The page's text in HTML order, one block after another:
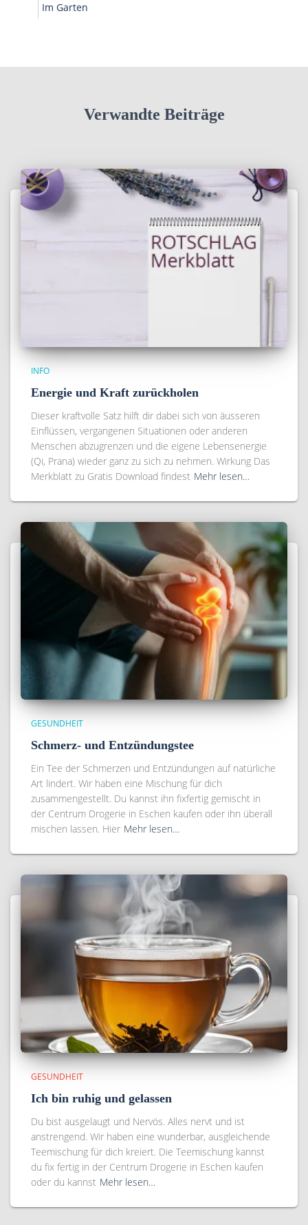
Im Garten
Verwandte Beiträge
INFO
Energie und Kraft zurückholen
Dieser kraftvolle Satz hilft dir dabei sich von äusseren
Einflüssen, vergangenen Situationen oder anderen
Menschen abzugrenzen und die eigene Lebensenergie
(Qi, Prana) wieder ganz zu sich zu nehmen. Wirkung Das
Merkblatt zu Gratis Download findest Mehr lesen…
GESUNDHEIT
Schmerz- und Entzündungstee
Ein Tee der Schmerzen und Entzündungen auf natürliche
Art lindert. Wir haben eine Mischung für dich
zusammengestellt. Du kannst ihn fixfertig gemischt in
der Centrum Drogerie in Eschen kaufen oder ihn überall
mischen lassen. Hier Mehr lesen…
GESUNDHEIT
Ich bin ruhig und gelassen
Du bist ausgelaugt und Nervös. Alles nervt und ist
anstrengend. Wir haben eine wunderbar, ausgleichende
Teemischung für dich kreiert. Die Teemischung kannst
du fix fertig in der Centrum Drogerie in Eschen kaufen
oder du kannst Mehr lesen…